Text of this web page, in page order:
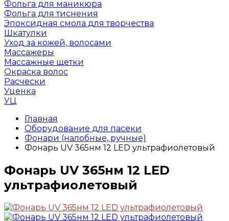
Фольга для маникюра
Фольга для тиснения
Эпоксидная смола для творчества
Шкатулки
Уход за кожей, волосами
Массажеры
Массажные щетки
Окраска волос
Расчески
Уценка
УЦ
Главная
Оборудование для пасеки
Фонари (налобные, ручные)
Фонарь UV 365нм 12 LED ультрафиолетовый
Фонарь UV 365нм 12 LED
ультрафиолетовый